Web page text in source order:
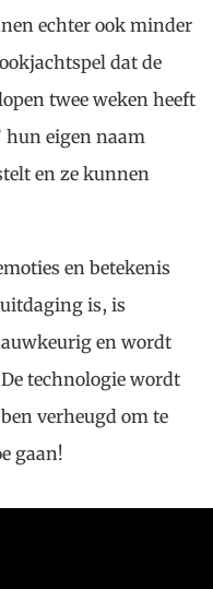
echter ook minder
dat de
twee weken heeft
hun eigen naam
en ze kunnen
en betekenis
is, is
en wordt
technologie wordt
verheugd om te
gaan!